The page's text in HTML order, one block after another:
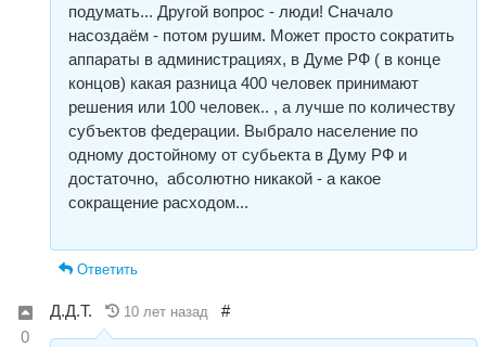
подумать... Другой вопрос - люди! Сначало
насоздаём - потом рушим. Может просто сократить
аппараты в администрациях, в Думе РФ ( в конце
концов) какая разница 400 человек принимают
решения или 100 человек.. , а лучше по количеству
субъектов федерации. Выбрало население по
одному достойному от субьекта в Думу РФ и
достаточно, абсолютно никакой - а какое
сокращение расходом...
Ответить
0
Д.Д.Т. 10 лет назад #